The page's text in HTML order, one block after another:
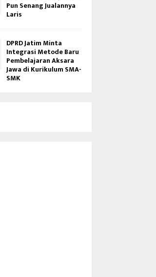
Pun Senang Jualannya
Laris
DPRD Jatim Minta
Integrasi Metode Baru
Pembelajaran Aksara
Jawa di Kurikulum SMA-
SMK